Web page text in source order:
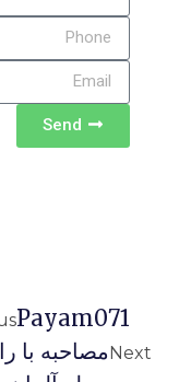
Send
Payam071
Nextمصاحبه با